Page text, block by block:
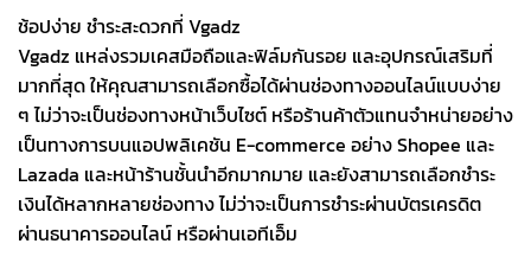
ช้อปง่าย ชำระสะดวกที่ Vgadz
Vgadz แหล่งรวมเคสมือถือและฟิล์มกันรอย และอุปกรณ์เสริมที่
มากที่สุด ให้คุณสามารถเลือกซื้อได้ผ่านช่องทางออนไลน์แบบง่าย
ๆ ไม่ว่าจะเป็นช่องทางหน้าเว็บไซต์ หรือร้านค้าตัวแทนจำหน่ายอย่าง
เป็นทางการบนแอปพลิเคชัน E-commerce อย่าง Shopee และ
Lazada และหน้าร้านชั้นนำอีกมากมาย และยังสามารถเลือกชำระ
เงินได้หลากหลายช่องทาง ไม่ว่าจะเป็นการชำระผ่านบัตรเครดิต
ผ่านธนาคารออนไลน์ หรือผ่านเอทีเอ็ม